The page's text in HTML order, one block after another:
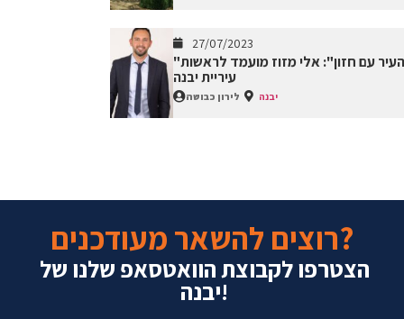
27/07/2023
"בן העיר עם חזון": אלי מזוז מועמד לראשות
עיריית יבנה
לירון כבושה יבנה
רוצים להשאר מעודכנים?
הצטרפו לקבוצת הוואטסאפ שלנו של
יבנה!